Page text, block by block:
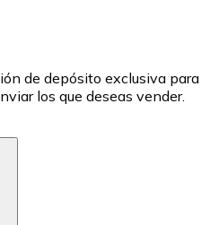
de depósito exclusiva para
los que deseas vender.